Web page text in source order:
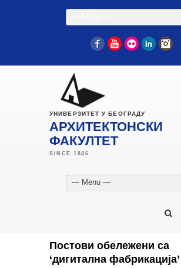
FacebookYouTube
Flickr LinkedIn
УНИВЕРЗИТЕТ У БЕОГРАДУ
АРХИТЕКТОНСКИ
ФАКУЛТЕТ
— Menu —
Постови обележени са
‘дигитална фабрикација’